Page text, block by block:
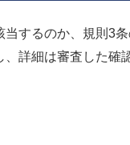
当するのか、規則3
詳細は審査した確